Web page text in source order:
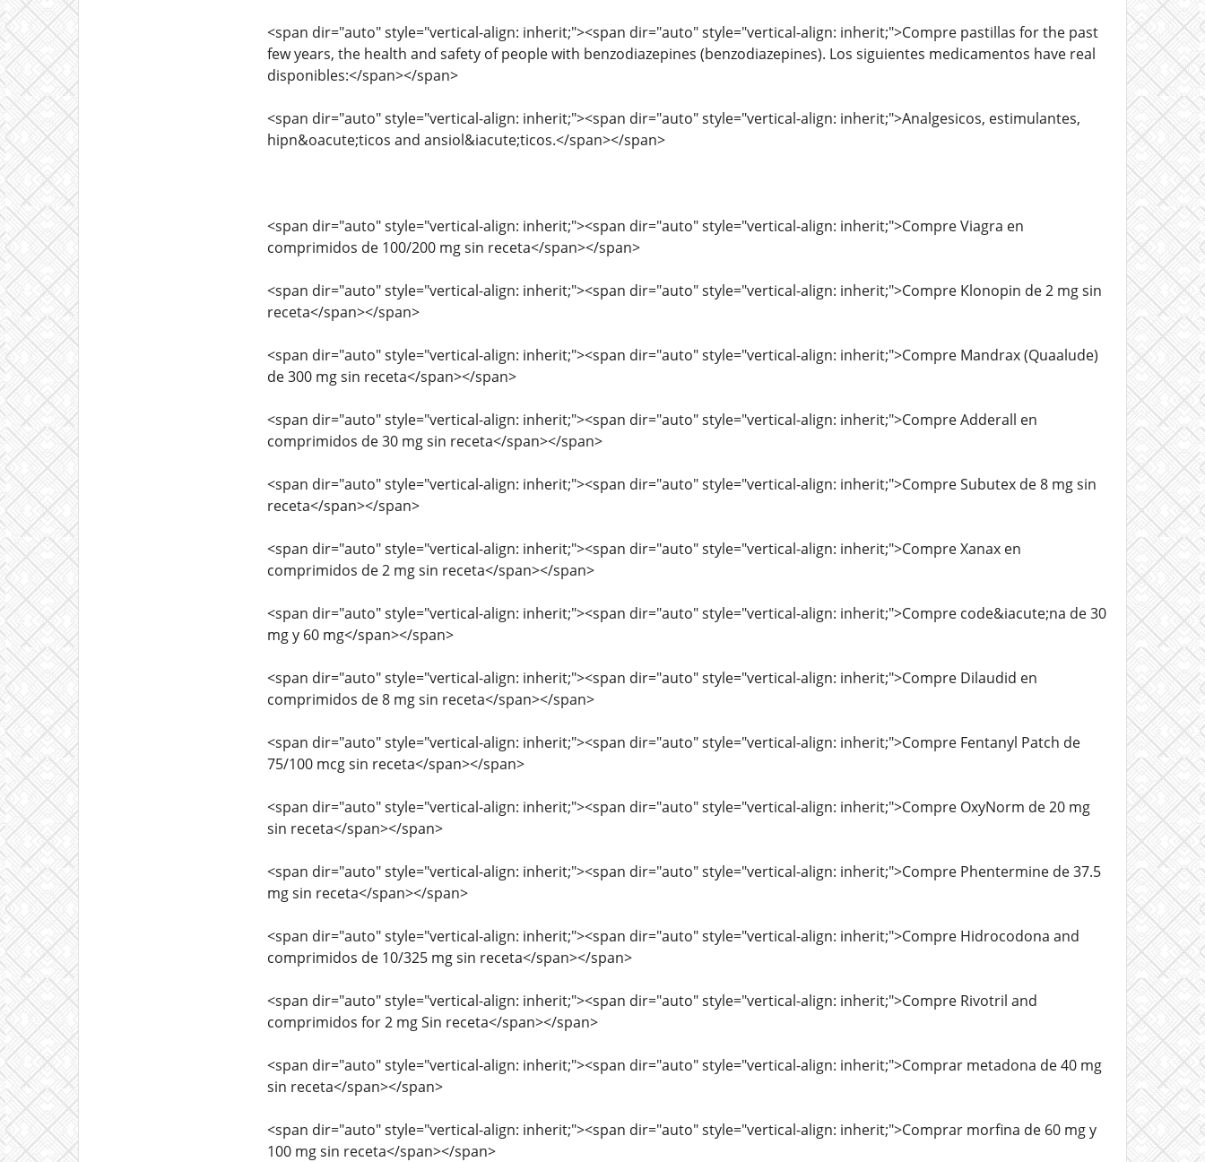
<span dir="auto" style="vertical-align: inherit;"><span dir="auto" style="vertical-align: inherit;">Compre pastillas for the past
few years, the health and safety of people with benzodiazepines (benzodiazepines). Los siguientes medicamentos have real
disponibles:</span></span>
<span dir="auto" style="vertical-align: inherit;"><span dir="auto" style="vertical-align: inherit;">Analgesicos, estimulantes,
hipn&oacute;ticos and ansiol&iacute;ticos.</span></span>
<span dir="auto" style="vertical-align: inherit;"><span dir="auto" style="vertical-align: inherit;">Compre Viagra en
comprimidos de 100/200 mg sin receta</span></span>
<span dir="auto" style="vertical-align: inherit;"><span dir="auto" style="vertical-align: inherit;">Compre Klonopin de 2 mg sin
receta</span></span>
<span dir="auto" style="vertical-align: inherit;"><span dir="auto" style="vertical-align: inherit;">Compre Mandrax (Quaalude)
de 300 mg sin receta</span></span>
<span dir="auto" style="vertical-align: inherit;"><span dir="auto" style="vertical-align: inherit;">Compre Adderall en
comprimidos de 30 mg sin receta</span></span>
<span dir="auto" style="vertical-align: inherit;"><span dir="auto" style="vertical-align: inherit;">Compre Subutex de 8 mg sin
receta</span></span>
<span dir="auto" style="vertical-align: inherit;"><span dir="auto" style="vertical-align: inherit;">Compre Xanax en
comprimidos de 2 mg sin receta</span></span>
<span dir="auto" style="vertical-align: inherit;"><span dir="auto" style="vertical-align: inherit;">Compre code&iacute;na de 30
mg y 60 mg</span></span>
<span dir="auto" style="vertical-align: inherit;"><span dir="auto" style="vertical-align: inherit;">Compre Dilaudid en
comprimidos de 8 mg sin receta</span></span>
<span dir="auto" style="vertical-align: inherit;"><span dir="auto" style="vertical-align: inherit;">Compre Fentanyl Patch de
75/100 mcg sin receta</span></span>
<span dir="auto" style="vertical-align: inherit;"><span dir="auto" style="vertical-align: inherit;">Compre OxyNorm de 20 mg
sin receta</span></span>
<span dir="auto" style="vertical-align: inherit;"><span dir="auto" style="vertical-align: inherit;">Compre Phentermine de 37.5
mg sin receta</span></span>
<span dir="auto" style="vertical-align: inherit;"><span dir="auto" style="vertical-align: inherit;">Compre Hidrocodona and
comprimidos de 10/325 mg sin receta</span></span>
<span dir="auto" style="vertical-align: inherit;"><span dir="auto" style="vertical-align: inherit;">Compre Rivotril and
comprimidos for 2 mg Sin receta</span></span>
<span dir="auto" style="vertical-align: inherit;"><span dir="auto" style="vertical-align: inherit;">Comprar metadona de 40 mg
sin receta</span></span>
<span dir="auto" style="vertical-align: inherit;"><span dir="auto" style="vertical-align: inherit;">Comprar morfina de 60 mg y
100 mg sin receta</span></span>